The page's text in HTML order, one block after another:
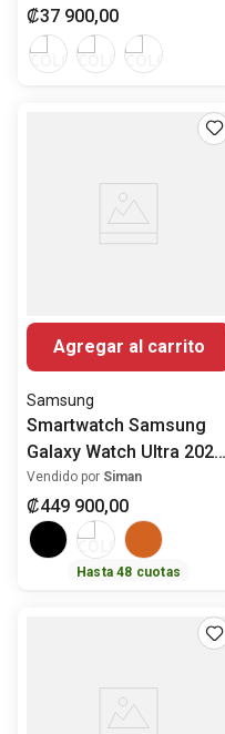
₡37 900,00
Agregar al carrito
Samsung
Smartwatch Samsung
Galaxy Watch Ultra 2025
47mm
Vendido por Siman
₡449 900,00
Hasta48 cuotas